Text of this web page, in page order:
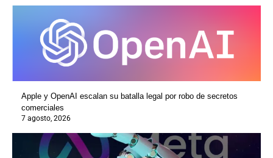
Apple y OpenAI escalan su batalla legal por robo de secretos
comerciales
7 agosto, 2026